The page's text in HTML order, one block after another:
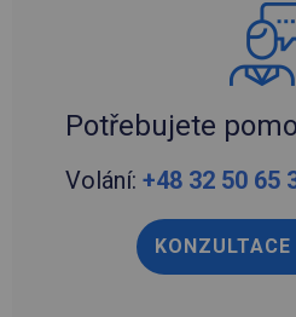
Potřebujete
Volání: +48 32 50 65